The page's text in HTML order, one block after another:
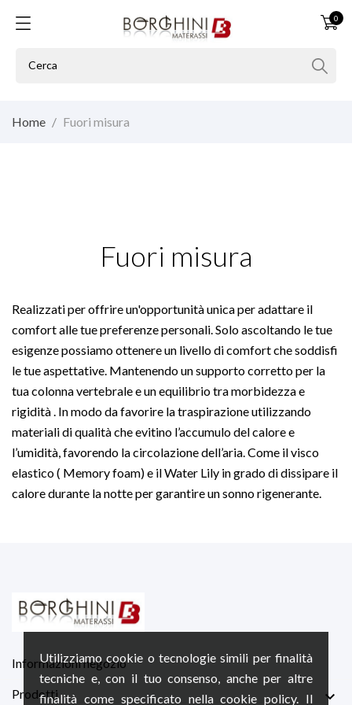
Utilizziamo cookie o tecnologie simili per finalità
tecniche e, con il tuo consenso, anche per altre
finalità come specificato nella cookie policy. Il
0
Home Fuori misura
Fuori misura
Realizzati per offrire un'opportunità unica per adattare il
comfort alle tue preferenze personali. Solo ascoltando le tue
esigenze possiamo ottenere un livello di comfort che soddisfi
le tue aspettative. Mantenendo un supporto corretto per la
tua colonna vertebrale e un equilibrio tra morbidezza e
rigidità . In modo da favorire la traspirazione utilizzando
materiali di qualità che evitino l’accumulo del calore e
l’umidità, favorendo la circolazione dell’aria. Come il visco
elastico ( Memory foam) e il Water Lily in grado di dissipare il
calore durante la notte per garantire un sonno rigenerante.
Informazioni negozio
Prodotti 